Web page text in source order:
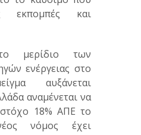
εκπομπές και
μερίδιο των
ενέργειας στο
αυξάνεται
αναμένεται να
18% ΑΠΕ το
νόμος έχει